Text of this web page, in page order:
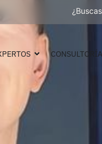
CONSULTORÍA